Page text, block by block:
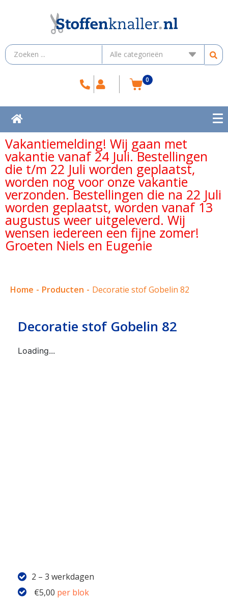
0
Vakantiemelding! Wij gaan met
vakantie vanaf 24 Juli. Bestellingen
die t/m 22 Juli worden geplaatst,
worden nog voor onze vakantie
verzonden. Bestellingen die na 22 Juli
worden geplaatst, worden vanaf 13
augustus weer uitgeleverd. Wij
wensen iedereen een fijne zomer!
Groeten Niels en Eugenie
Home - Producten - Decoratie stof Gobelin 82
Decoratie stof Gobelin 82
Loading...
2 – 3 werkdagen
€5,00 per blok